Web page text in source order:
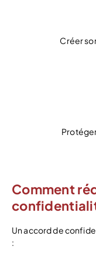
Créer
Comment
Un accord de
: